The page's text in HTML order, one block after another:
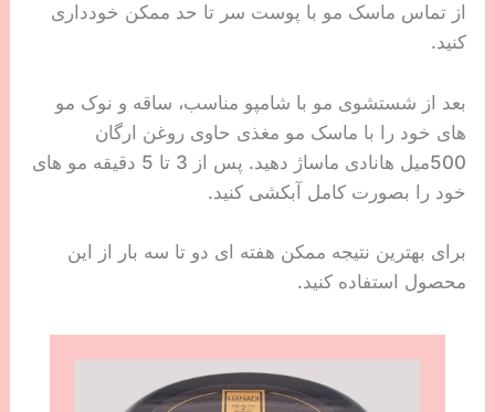
از تماس ماسک مو با پوست سر تا حد ممکن خودداری
کنید.
بعد از شستشوی مو با شامپو مناسب، ساقه و نوک مو
های خود را با ماسک مو مغذی حاوی روغن ارگان
500میل هانادی ماساژ دهید. پس از 3 تا 5 دقیقه مو های
خود را بصورت کامل آبکشی کنید.
برای بهترین نتیجه ممکن هفته ای دو تا سه بار از این
محصول استفاده کنید.